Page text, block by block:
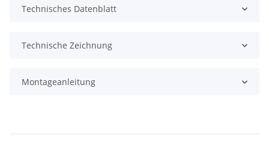
Technisches Datenblatt
Technische Zeichnung
Montageanleitung